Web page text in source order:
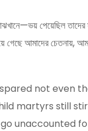
পেয়েছিল
আমাদের চেতনায়,
not even
martyrs still
unaccounted